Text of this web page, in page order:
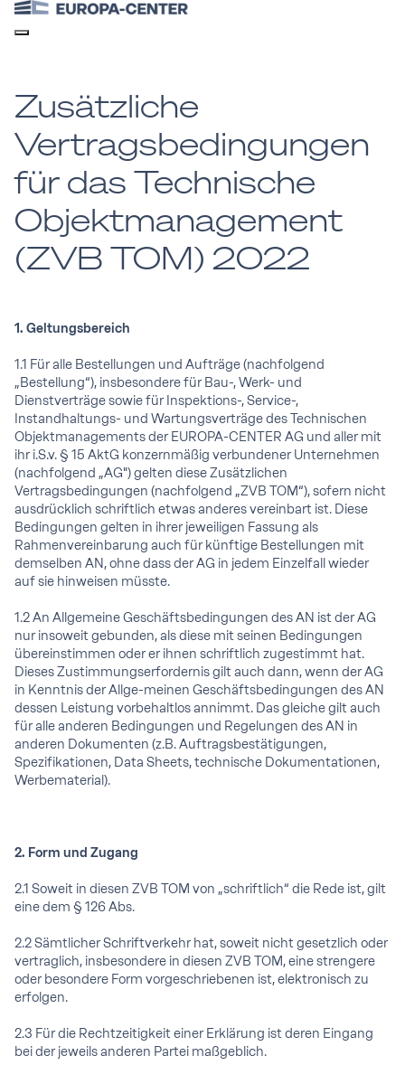
Zusätzliche
Vertragsbedingungen
für das Technische
Objektmanagement
(ZVB TOM) 2022
1. Geltungsbereich
1.1 Für alle Bestellungen und Aufträge (nachfolgend
„Bestellung“), insbesondere für Bau-, Werk- und
Dienstverträge sowie für Inspektions-, Service-,
Instandhaltungs- und Wartungsverträge des Technischen
Objektmanagements der EUROPA-CENTER AG und aller mit
ihr i.S.v. § 15 AktG konzernmäßig verbundener Unternehmen
(nachfolgend „AG") gelten diese Zusätzlichen
Vertragsbedingungen (nachfolgend „ZVB TOM“), sofern nicht
ausdrücklich schriftlich etwas anderes vereinbart ist. Diese
Bedingungen gelten in ihrer jeweiligen Fassung als
Rahmenvereinbarung auch für künftige Bestellungen mit
demselben AN, ohne dass der AG in jedem Einzelfall wieder
auf sie hinweisen müsste.
1.2 An Allgemeine Geschäftsbedingungen des AN ist der AG
nur insoweit gebunden, als diese mit seinen Bedingungen
übereinstimmen oder er ihnen schriftlich zugestimmt hat.
Dieses Zustimmungserfordernis gilt auch dann, wenn der AG
in Kenntnis der Allge-meinen Geschäftsbedingungen des AN
dessen Leistung vorbehaltlos annimmt. Das gleiche gilt auch
für alle anderen Bedingungen und Regelungen des AN in
anderen Dokumenten (z.B. Auftragsbestätigungen,
Spezifikationen, Data Sheets, technische Dokumentationen,
Werbematerial).
2. Form und Zugang
2.1 Soweit in diesen ZVB TOM von „schriftlich“ die Rede ist, gilt
eine dem § 126 Abs.
2.2 Sämtlicher Schriftverkehr hat, soweit nicht gesetzlich oder
vertraglich, insbesondere in diesen ZVB TOM, eine strengere
oder besondere Form vorgeschriebenen ist, elektronisch zu
erfolgen.
2.3 Für die Rechtzeitigkeit einer Erklärung ist deren Eingang
bei der jeweils anderen Partei maßgeblich.